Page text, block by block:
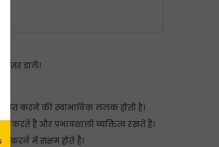
नज़र डालें।
करने की स्वाभाविक ललक होती है।
करते हैं और प्रभावशाली व्यक्तित्व रखते हैं।
करने में सक्षम होते हैं।